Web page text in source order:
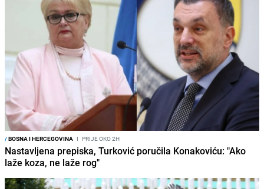
/BOSNA I HERCEGOVINA I PRIJE OKO 2H
Nastavljena prepiska, Turković poručila Konakoviću: "Ako
laže koza, ne laže rog"